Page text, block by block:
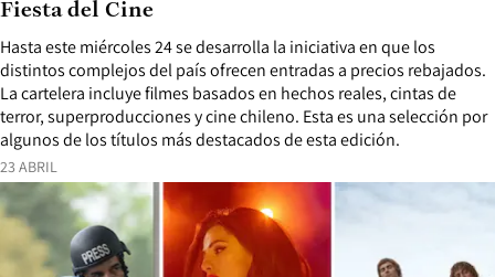
23 ABRIL
Hasta este miércoles 24 se desarrolla la iniciativa en que los
distintos complejos del país ofrecen entradas a precios rebajados.
La cartelera incluye filmes basados en hechos reales, cintas de
terror, superproducciones y cine chileno. Esta es una selección por
algunos de los títulos más destacados de esta edición.
Fiesta del Cine